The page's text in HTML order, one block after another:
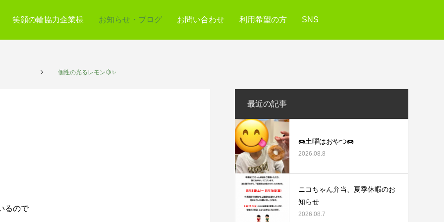
笑顔の輪協力企業様 お知らせ・ブログ お問い合わせ 利用希望の方 SNS
個性の光るレモン🍋✨
るので
最近の記事
🍩土曜はおやつ🍩
2026.08.8
ニコちゃん弁当、夏季休暇のお
知らせ
2026.08.7